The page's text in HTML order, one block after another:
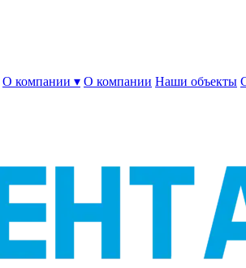
О компании ▾ О компании Наши объекты